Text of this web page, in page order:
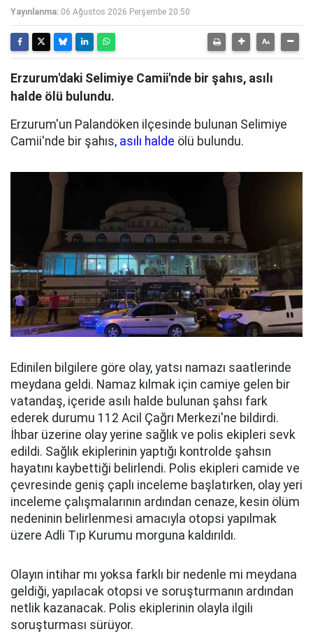
Yayınlanma: 06 Ağustos 2026 Perşembe 20:50
Erzurum'daki Selimiye Camii'nde bir şahıs, asılı
halde ölü bulundu.
Erzurum'un Palandöken ilçesinde bulunan Selimiye
Camii'nde bir şahıs, asılı halde ölü bulundu.
Edinilen bilgilere göre olay, yatsı namazı saatlerinde
meydana geldi. Namaz kılmak için camiye gelen bir
vatandaş, içeride asılı halde bulunan şahsı fark
ederek durumu 112 Acil Çağrı Merkezi'ne bildirdi.
İhbar üzerine olay yerine sağlık ve polis ekipleri sevk
edildi. Sağlık ekiplerinin yaptığı kontrolde şahsın
hayatını kaybettiği belirlendi. Polis ekipleri camide ve
çevresinde geniş çaplı inceleme başlatırken, olay yeri
inceleme çalışmalarının ardından cenaze, kesin ölüm
nedeninin belirlenmesi amacıyla otopsi yapılmak
üzere Adli Tıp Kurumu morguna kaldırıldı.
Olayın intihar mı yoksa farklı bir nedenle mi meydana
geldiği, yapılacak otopsi ve soruşturmanın ardından
netlik kazanacak. Polis ekiplerinin olayla ilgili
soruşturması sürüyor.